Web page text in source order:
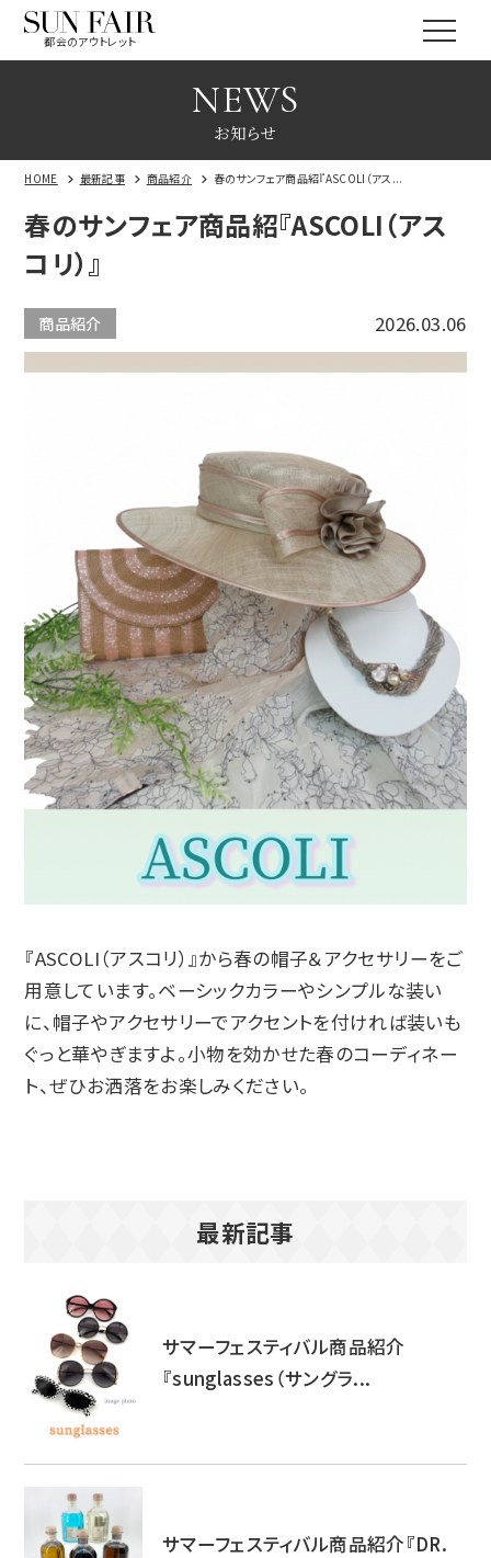
都会のアウトレット
NEWS
お知らせ
HOME 最新記事 商品紹介 春のサンフェア商品紹『ASCOLI（アス...
春のサンフェア商品紹『ASCOLI（アス
コリ）』
商品紹介 2026.03.06
『ASCOLI（アスコリ）』から春の帽子＆アクセサリーをご
用意しています。ベーシックカラーやシンプルな装い
に、帽子やアクセサリーでアクセントを付ければ装いも
ぐっと華やぎますよ。小物を効かせた春のコーディネー
ト、ぜひお洒落をお楽しみください。
最新記事
サマーフェスティバル商品紹介
『sunglasses（サングラ...
サマーフェスティバル商品紹介『DR.